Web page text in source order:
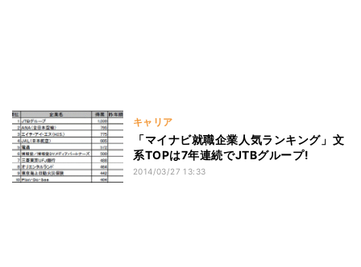
キャリア
「マイナビ就職企業人気ランキング」文
系TOPは7年連続でJTBグループ!
2014/03/27 13:33